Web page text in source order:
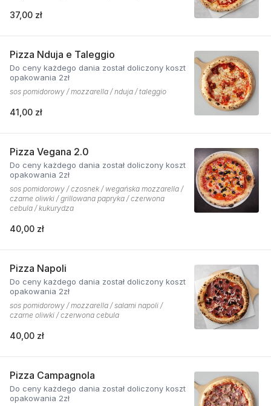
37,00 zł
Pizza Nduja e Taleggio
Do ceny każdego dania został doliczony koszt
opakowania 2zł
sos pomidorowy / mozzarella / nduja / taleggio
41,00 zł
Pizza Vegana 2.0
Do ceny każdego dania został doliczony koszt
opakowania 2zł
sos pomidorowy / czosnek / wegańska mozzarella /
czarne oliwki / grillowana papryka / czerwona
cebula / kukurydza
40,00 zł
Pizza Napoli
Do ceny każdego dania został doliczony koszt
opakowania 2zł
sos pomidorowy / mozzarella / salami napoli /
czarne oliwki / czerwona cebula
40,00 zł
Pizza Campagnola
Do ceny każdego dania został doliczony koszt
opakowania 2zł